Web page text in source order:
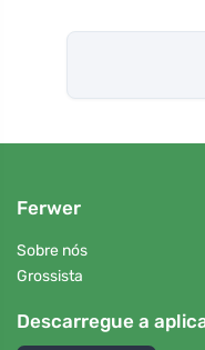
Ferwer
Sobre nós
Grossista
Descarregue a